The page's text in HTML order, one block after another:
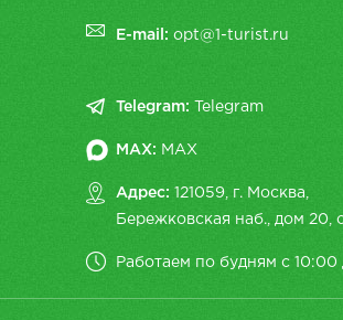
E-mail:opt@1-turist.ru
Telegram: Telegram
MAX: MAX
Адрес: 121059, г. Москва,
Бережковская наб., дом 20,
Работаем по будням с 10:00